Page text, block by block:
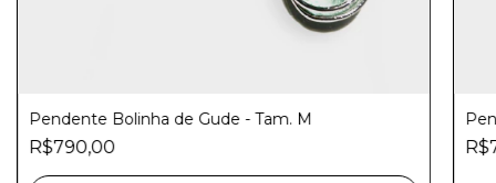
Pendente Bolinha de Gude - Tam. M
R$790,00